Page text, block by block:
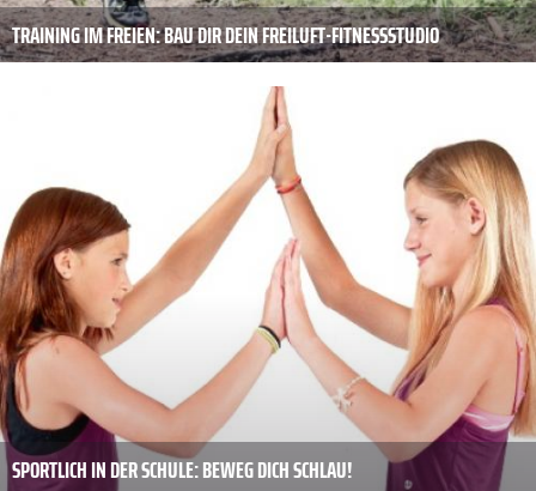
TRAINING IM FREIEN: BAU DIR DEIN FREILUFT-FITNESSSTUDIO
SPORTLICH IN DER SCHULE: BEWEG DICH SCHLAU!